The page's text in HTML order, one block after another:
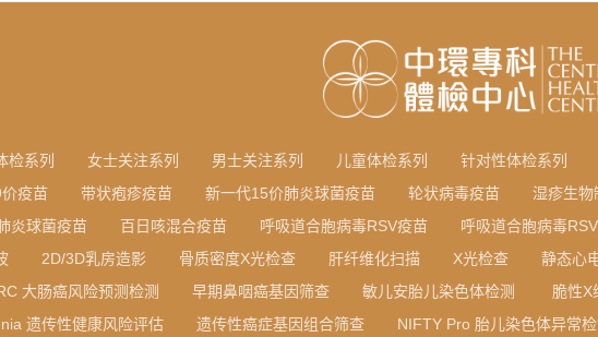
检系列 女士关注系列 男士关注系列 儿童体检系列 针对性体检系列
疫苗 带状疱疹疫苗 新一代15价肺炎球菌疫苗 轮状病毒疫苗 湿疹生物
炎球菌疫苗
百日咳混合疫苗 呼吸道合胞病毒RSV疫苗 呼吸道合胞病毒
2D/3D乳房造影 骨质密度X光检查 肝纤维化扫描 X光检查 静态心
大肠癌风险预测检测 早期鼻咽癌基因筛查 敏儿安胎儿染色体检测 脆性X
遗传性健康风险评估
遗传性癌症基因组合筛查 NIFTY Pro 胎儿染色体异常检